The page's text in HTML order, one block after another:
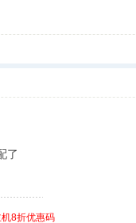
了
8折优惠码